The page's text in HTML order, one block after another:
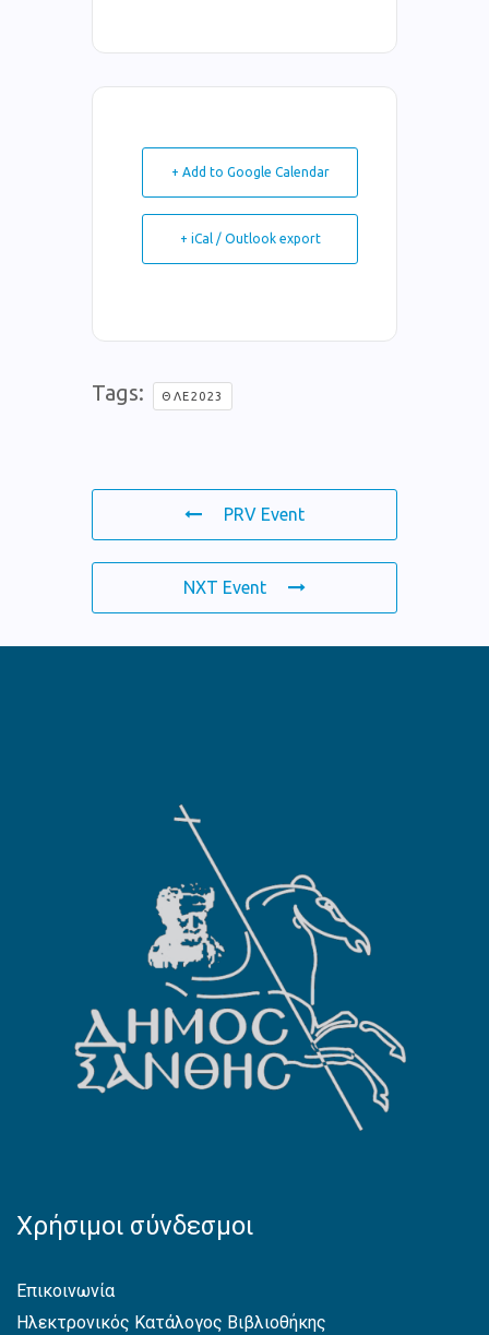
+ Add to Google Calendar
+ iCal / Outlook export
Tags: ΘΛΕ2023
PRV Event
NXT Event
Χρήσιμοι σύνδεσμοι
Επικοινωνία
Ηλεκτρονικός Κατάλογος Βιβλιοθήκης